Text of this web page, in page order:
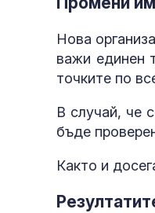
Нова
важи единен
точките по
В случай, че
бъде
Както и